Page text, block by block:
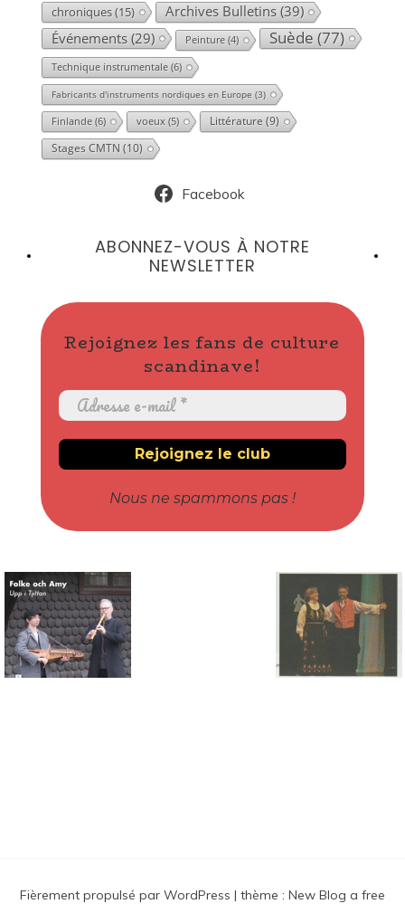
chroniques(15) Archives Bulletins(39)
Événements(29) Peinture(4) Suède (77)
Technique instrumentale(6)
Fabricants d'instruments nordiques en Europe (3)
Finlande(6) voeux(5) Littérature (9)
Stages CMTN (10)
Facebook
ABONNEZ-VOUS À NOTRE
NEWSLETTER
Rejoignez les fans de culture
scandinave!
Nous ne spammons pas !
Fièrement propulsé par WordPress | thème : New Blog a free